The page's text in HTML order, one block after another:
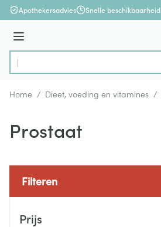
Ga naar de inhoud
Apothekersadvies Snelle beschikbaarheid
Menu
Product, merk, categorie...
Home / Dieet, voeding en vitamines /
Prostaat
Filteren
Prijs